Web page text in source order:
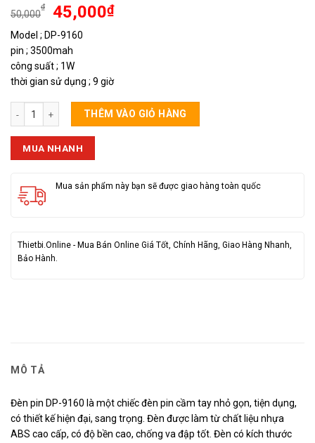
50,000
₫
Giá
gốc
là:
50,000₫.
45,000₫Giá
Model ; DP-9160
pin ; 3500mah
công suất ; 1W
thời gian sử dụng ; 9 giờ
Đèn Pin DP-9160 số lượng
THÊM VÀO GIỎ HÀNG
MUA NHANH
Mua sản phẩm này bạn sẽ được giao hàng toàn quốc
Thietbi.Online - Mua Bán Online Giá Tốt, Chính Hãng, Giao Hàng Nhanh,
Bảo Hành.
MÔ TẢ
Đèn pin DP-9160 là một chiếc đèn pin cầm tay nhỏ gọn, tiện dụng,
có thiết kế hiện đại, sang trọng. Đèn được làm từ chất liệu nhựa
ABS cao cấp, có độ bền cao, chống va đập tốt. Đèn có kích thước